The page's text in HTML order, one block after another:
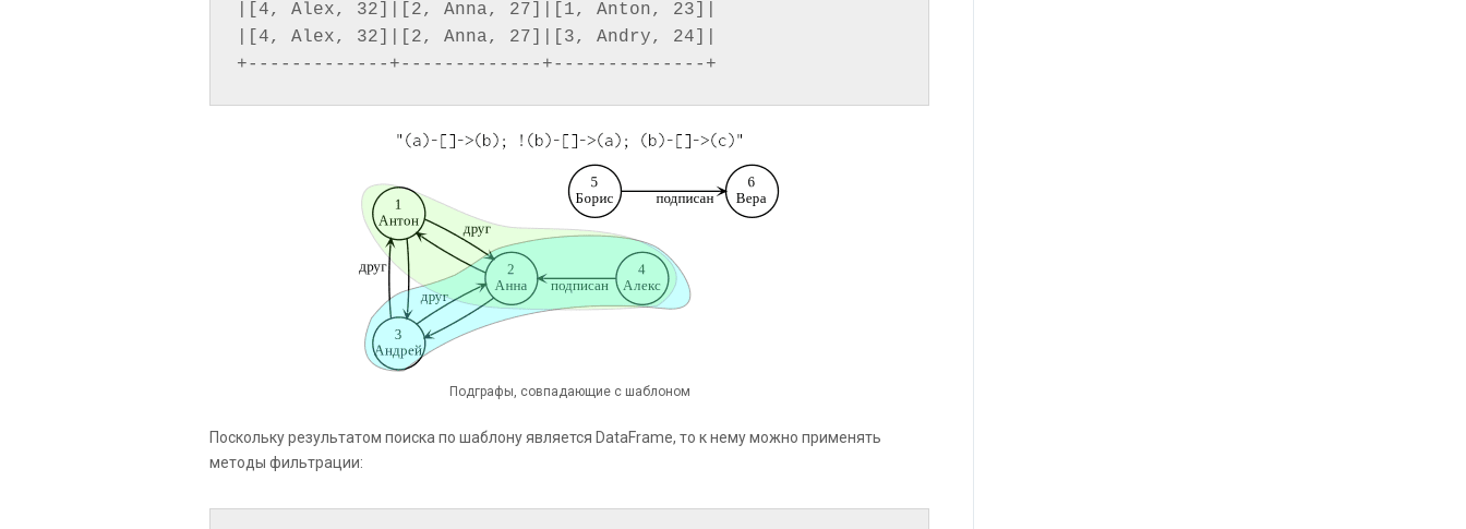
|[4, Alex, 32]|[2, Anna, 27]|[1, Anton, 23]|
|[4, Alex, 32]|[2, Anna, 27]|[3, Andry, 24]|
Подграфы, совпадающие с шаблоном
Поскольку результатом поиска по шаблону является DataFrame, то к нему можно применять
методы фильтрации: